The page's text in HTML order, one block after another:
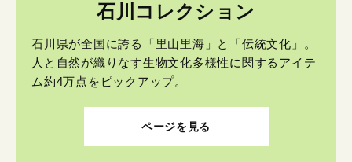
石川コレクション
石川県が全国に誇る「里山里海」と「伝統文化」。
人と自然が織りなす生物文化多様性に関するアイテ
ム約4万点をピックアップ。
ページを見る